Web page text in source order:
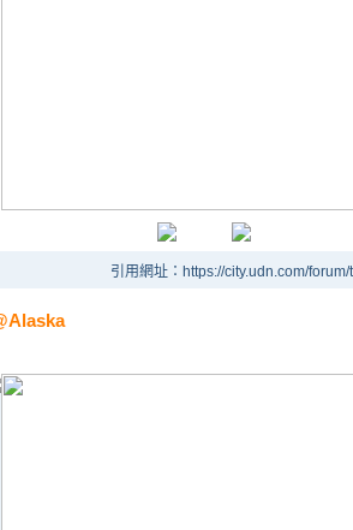
引用網址：https://city.udn.com/